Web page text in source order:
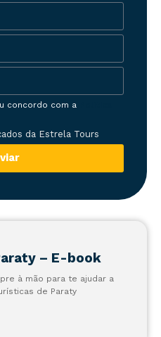
concordo com a
da Estrela Tours
– E-book
à mão para te ajudar a
de Paraty